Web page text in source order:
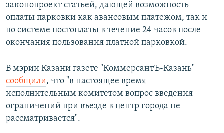
законопроект статьей, дающей возможность
оплаты парковки как авансовым платежом, так и
по системе постоплаты в течение 24 часов после
окончания пользования платной парковкой.
В мэрии Казани газете "КоммерсантЪ-Казань"
сообщили, что "в настоящее время
исполнительным комитетом вопрос введения
ограничений при въезде в центр города не
рассматривается".